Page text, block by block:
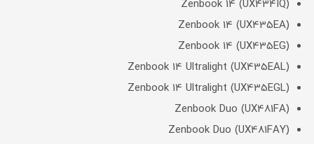
Zenbook 14 (UX434IQ)
Zenbook 14 (UX435EA)
Zenbook 14 (UX435EG)
Zenbook 14 Ultralight (UX435EAL)
Zenbook 14 Ultralight (UX435EGL)
Zenbook Duo (UX481FA)
Zenbook Duo (UX481FAY)